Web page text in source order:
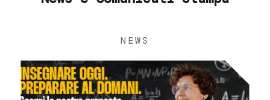
NEWS